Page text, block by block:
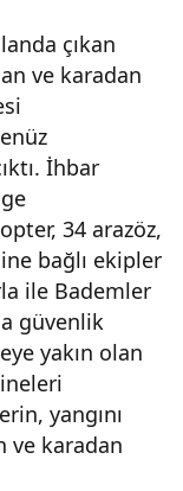
çıkan
ve karadan
İhbar
34 arazöz,
bağlı ekipler
ile Bademler
güvenlik
yakın olan
yangını
ve karadan